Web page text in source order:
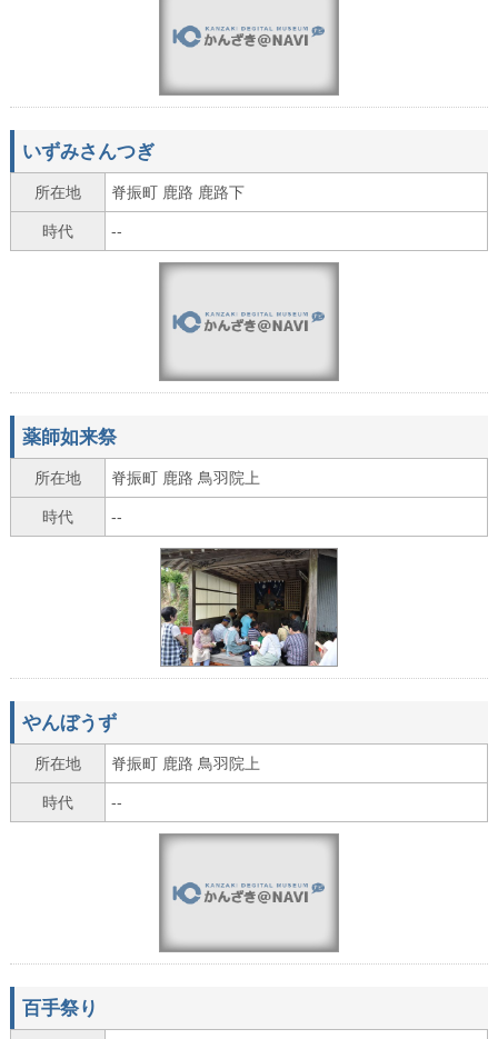
いずみさんつぎ
所在地 脊振町 鹿路 鹿路下
時代 --
薬師如来祭
所在地 脊振町 鹿路 鳥羽院上
時代 --
やんぼうず
所在地 脊振町 鹿路 鳥羽院上
時代 --
百手祭り